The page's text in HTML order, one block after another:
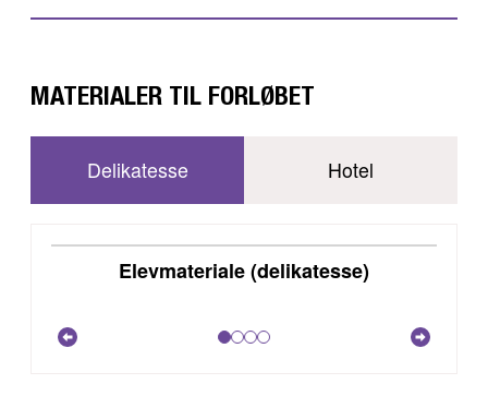
MATERIALER TIL FORLØBET
Delikatesse Hotel
VIS
Elevmateriale (delikatesse)